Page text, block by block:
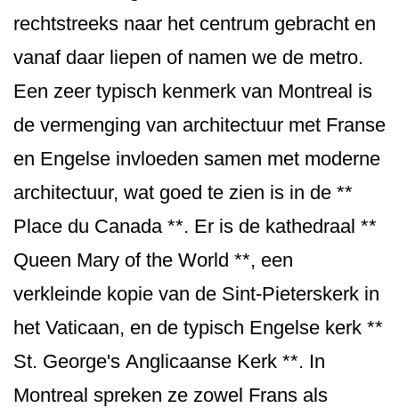
rechtstreeks naar het centrum gebracht en
vanaf daar liepen of namen we de metro.
Een zeer typisch kenmerk van Montreal is
de vermenging van architectuur met Franse
en Engelse invloeden samen met moderne
architectuur, wat goed te zien is in de **
Place du Canada **. Er is de kathedraal **
Queen Mary of the World **, een
verkleinde kopie van de Sint-Pieterskerk in
het Vaticaan, en de typisch Engelse kerk **
St. George's Angli­caanse Kerk **. In
Montreal spreken ze zowel Frans als